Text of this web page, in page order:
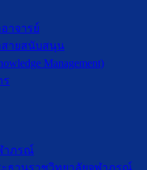
าจารย์
ายสนับสนุน
Management)
ร
าภรณ์
ธานราชวิทยาลัยจุฬาภรณ์